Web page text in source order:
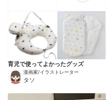
育児で使ってよかったグッズ
漫画家/イラストレーター
タソ